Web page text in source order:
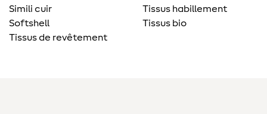
Simili cuir
Softshell
Tissus de revêtement
Tissus habillement
Tissus bio